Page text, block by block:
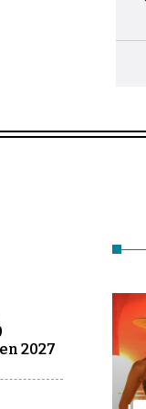
2027